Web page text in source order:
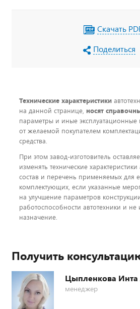
Скачать
Поделиться
Технические характеристики
на данной странице, носят
параметры и иные эксплуатационные
от желаемой покупателем
средства.
При этом завод-изготовитель
изменять технические
состав и перечень применяемых для
комплектующих, если указанные
на улучшение параметров
работоспособности автотехники и
назначение.
Получить
Цыпленкова Инта
менеджер